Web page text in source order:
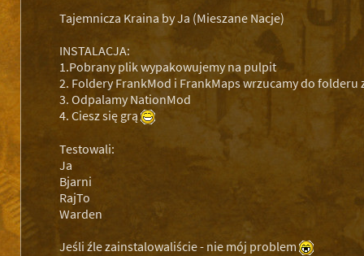
Tajemnicza Kraina by Ja (Mieszane Nacje)
INSTALACJA:
1.Pobrany plik wypakowujemy na pulpit
2. Foldery FrankMod i FrankMaps wrzucamy do
3. Odpalamy NationMod
4. Ciesz się grą
Testowali:
Ja
Bjarni
RajTo
Warden
Jeśli źle zainstalowaliście - nie mój problem